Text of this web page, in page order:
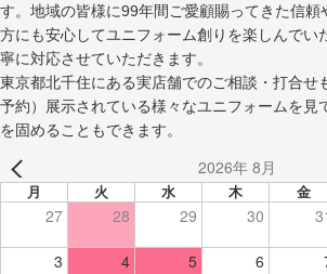
す。地域の皆様に99年間ご愛顧賜ってきた信頼
方にも安心してユニフォーム創りを楽しんでい
寧に対応させていただきます。
東京都北千住にある実店舗でのご相談・打合せ
予約）展示されている様々なユニフォームを見
を固めることもできます。
2026年 8月
月 火 水 木 金
27 28 29 30
3 4 5 6